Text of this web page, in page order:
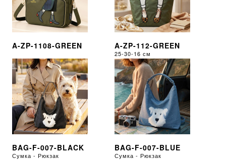
A-ZP-1108-GREEN A-ZP-112-GREEN
25-30-16 см
BAG-F-007-BLACK
Сумка - Рюкзак
BAG-F-007-BLUE
Сумка - Рюкзак